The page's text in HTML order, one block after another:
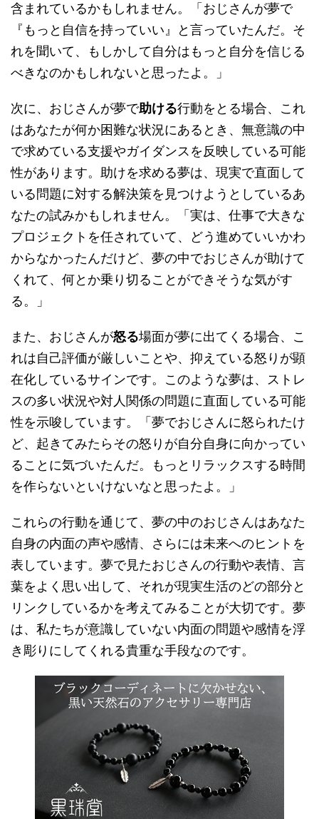
含まれているかもしれません。「おじさんが夢で
『もっと自信を持っていい』と言っていたんだ。そ
れを聞いて、もしかして自分はもっと自分を信じる
べきなのかもしれないと思ったよ。」
次に、おじさんが夢で助ける行動をとる場合、これ
はあなたが何か困難な状況にあるとき、無意識の中
で求めている支援やガイダンスを反映している可能
性があります。助けを求める夢は、現実で直面して
いる問題に対する解決策を見つけようとしているあ
なたの試みかもしれません。「実は、仕事で大きな
プロジェクトを任されていて、どう進めていいかわ
からなかったんだけど、夢の中でおじさんが助けて
くれて、何とか乗り切ることができそうな気がす
る。」
また、おじさんが怒る場面が夢に出てくる場合、こ
れは自己評価が厳しいことや、抑えている怒りが顕
在化しているサインです。このような夢は、ストレ
スの多い状況や対人関係の問題に直面している可能
性を示唆しています。「夢でおじさんに怒られたけ
ど、起きてみたらその怒りが自分自身に向かってい
ることに気づいたんだ。もっとリラックスする時間
を作らないといけないなと思ったよ。」
これらの行動を通じて、夢の中のおじさんはあなた
自身の内面の声や感情、さらには未来へのヒントを
表しています。夢で見たおじさんの行動や表情、言
葉をよく思い出して、それが現実生活のどの部分と
リンクしているかを考えてみることが大切です。夢
は、私たちが意識していない内面の問題や感情を浮
き彫りにしてくれる貴重な手段なのです。